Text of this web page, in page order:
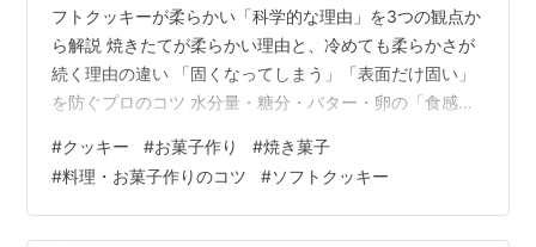
フトクッキーが柔らかい「科学的な理由」を3つの観点か
ら解説 焼きたてが柔らかい理由と、冷めても柔らかさが
続く理由の違い 「固くなってしまう」「表面だけ固い」
を防ぐプロのコツ 水分量・糖分・バター・卵の「食感へ
る焼成テクニック 「クッキーを焼いてみたら、固くなっ
てしまった」「お店みたいなしっとり感が出ない」——
そんな悩みを抱えたことはありませんか？ 私自身、何度
#クッキー #お菓子作り #焼き菓子
#料理・お菓子作りのコツ #ソフトクッキー